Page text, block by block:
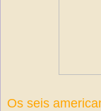
Os seis